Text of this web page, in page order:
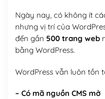
Ngày nay, có không ít
nhưng vị trí của
đến gần 500 trang web
bằng WordPress.
WordPress vẫn luôn tồn
– Có mã nguồn CMS mở